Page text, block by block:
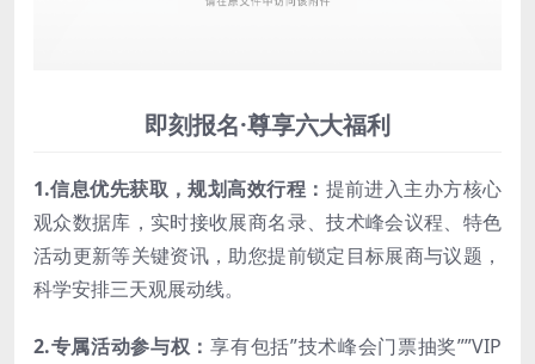
即刻报名·尊享六大福利
1.信息优先获取，规划高效行程： 提前进入主办方核心
观众数据库，实时接收展商名录、技术峰会议程、特色
活动更新等关键资讯，助您提前锁定目标展商与议题，
科学安排三天观展动线。
2.专属活动参与权：享有包括”技术峰会门票抽奖””VIP